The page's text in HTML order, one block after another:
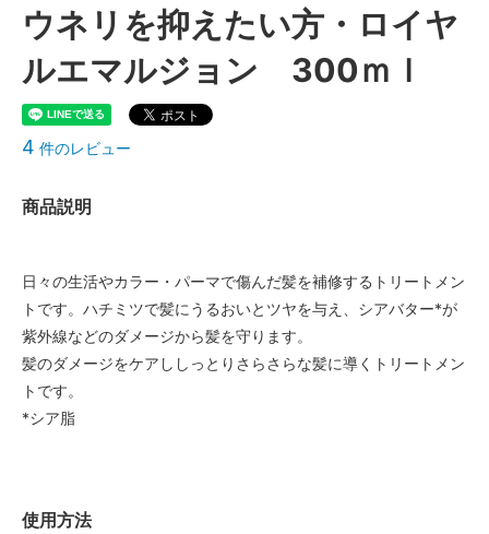
ウネリを抑えたい方・ロイヤ
ルエマルジョン 300ｍｌ
4 件のレビュー
商品説明
日々の生活やカラー・パーマで傷んだ髪を補修するトリートメン
トです。ハチミツで髪にうるおいとツヤを与え、シアバター*が
紫外線などのダメージから髪を守ります。
髪のダメージをケアししっとりさらさらな髪に導くトリートメン
トです。
*シア脂
使用方法